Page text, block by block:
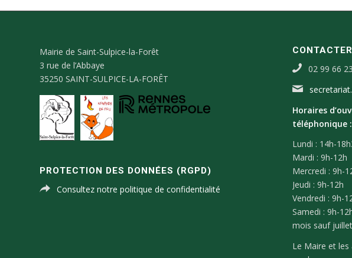
Mairie de Saint-Sulpice-la-Forêt
3 rue de l’Abbaye
35250 SAINT-SULPICE-LA-FORÊT
PROTECTION DES DONNÉES (RGPD)
Consultez notre politique de confidentialité
02 99 66
Horaires
téléphonique :
Lundi : 14h-
Mardi : 9h-12h
Mercredi : 9h-
Jeudi : 9h-12h
Vendredi : 9h-
Samedi : 9h-
mois sauf
Le Maire et les